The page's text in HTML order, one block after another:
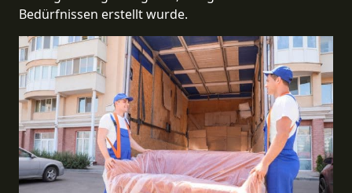
Bedürfnissen erstellt wurde.